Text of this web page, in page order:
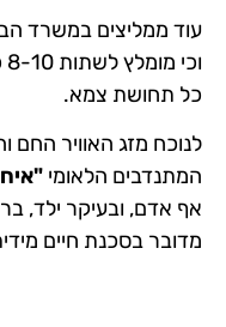
עוד ממליצים במשרד
כל תחושת צמא.
לנוכח מזג האוויר החם
המתנדבים הלאומי
אף אדם, ובעיקר ילד,
מדובר בסכנת חיים